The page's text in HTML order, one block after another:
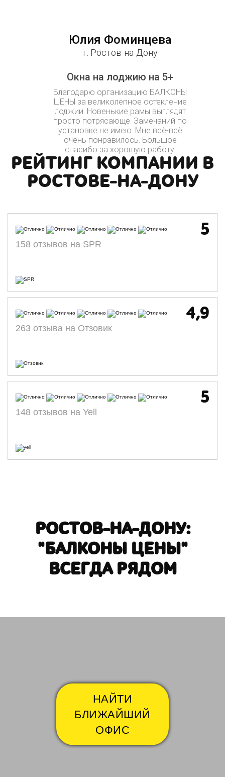
Юлия Фоминцева
г. Ростов-на-Дону
Окна на лоджию на 5+
Благодарю организацию БАЛКОНЫ
ЦЕНЫ за великолепное остекление
лоджии. Новенькие рамы выглядят
просто потрясающе. Замечаний по
установке не имею. Мне всё-всё
очень понравилось. Большое
спасибо за хорошую работу.
РЕЙТИНГ КОМПАНИИ В
РОСТОВЕ-НА-ДОНУ
5
158 отзывов на SPR
4,9
263 отзыва на Отзовик
5
148 отзывов на Yell
РОСТОВ-НА-ДОНУ:
"БАЛКОНЫ ЦЕНЫ"
ВСЕГДА РЯДОМ
НАЙТИ
БЛИЖАЙШИЙ
ОФИС